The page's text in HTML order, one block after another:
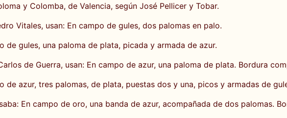
y Colomba, de Valencia, según José Pellicer y Tobar.
Vitales, usan: En campo de gules, dos palomas en palo.
de gules, una paloma de plata, picada y armada de azur.
de Guerra, usan: En campo de azur, una paloma de plata. Bordura
de azur, tres palomas, de plata, puestas dos y una, picos y armadas de
En campo de oro, una banda de azur, acompañada de dos palomas.